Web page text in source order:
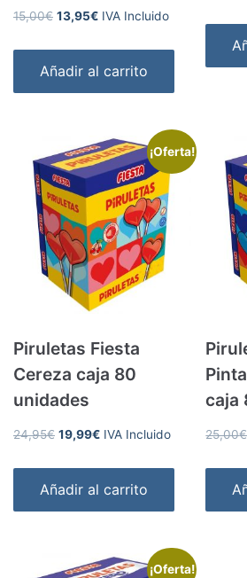
15,00€ El
original
era:
13,95€El
actual
es:
IVA Incluido
Añadir al carrito
¡Oferta!
Piruletas Fiesta
Cereza caja 80
unidades
24,95€ El
original
era:
19,99€El
actual
es:
IVA Incluido
Añadir al carrito
caja
25,00€
¡Oferta!